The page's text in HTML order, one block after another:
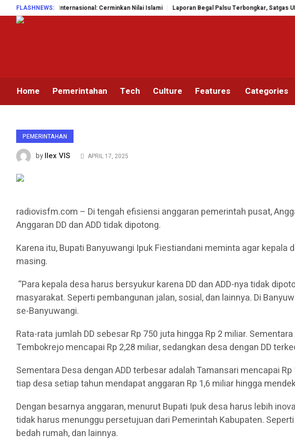
FLASHNEWS:
Internasional: Cerminkan Nilai Islami Laporan Begal Palsu Terbongkar, Satgas URC
Home Pemerintahan Tech Culture Features Categories
PEMERINTAHAN
byIlex VIS APRIL 17, 2025
radiovisfm.com – Di tengah efisiensi anggaran pemerintah pusat,
Anggaran DD dan ADD tidak dipotong.
Karena itu, Bupati Banyuwangi Ipuk Fiestiandani meminta agar
masing.
“Para kepala desa harus bersyukur karena DD dan ADD-nya tidak
masyarakat. Seperti pembangunan jalan, sosial, dan lainnya. Di
se-Banyuwangi.
Rata-rata jumlah DD sebesar Rp 750 juta hingga Rp 2 miliar.
Tembokrejo mencapai Rp 2,28 miliar, sedangkan desa dengan DD
Sementara Desa dengan ADD terbesar adalah Tamansari mencapai
tiap desa setiap tahun mendapat anggaran Rp 1,6 miliar hingga
Dengan besarnya anggaran, menurut Bupati Ipuk desa harus lebih
tidak harus menunggu persetujuan dari Pemerintah Kabupaten.
bedah rumah, dan lainnya.